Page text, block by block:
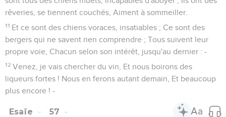
rêveries, se tiennent couchés, Aiment à sommeiller.
11 Et ce sont des chiens voraces, insatiables ; Ce sont des
bergers qui ne savent rien comprendre ; Tous suivent leur
propre voie, Chacun selon son intérêt, jusqu'au dernier : -
12 Venez, je vais chercher du vin, Et nous boirons des
liqueurs fortes ! Nous en ferons autant demain, Et beaucoup
plus encore ! -
Esaïe 57